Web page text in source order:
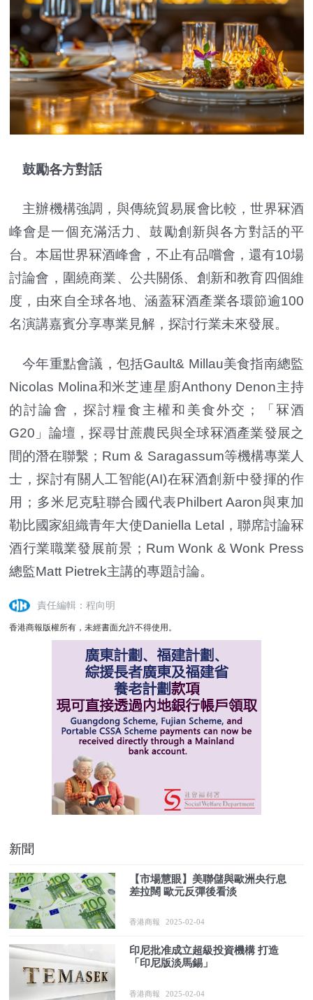
鼓勵各方對話
主辦機構強調，與傳統貿易展會比較，世界冧酒
峰會是一個充滿活力、鼓勵創新與各方對話的平
台。本屆世界冧酒峰會，不止有品嚐會，還有10場
討論會，圍繞商業、公共關係、創新和教育四個維
度，由來自全球各地、涵蓋冧酒產業各環節逾100
名演講嘉賓分享專業見解，探討行業未來發展。
今年重點會議，包括Gault& Millau美食指南總監
Nicolas Molina和米芝連星廚Anthony Denon主持
的討論會，探討糧食主權和美食外交；「冧酒
G20」論壇，探尋甘蔗農民與全球冧酒產業發展之
間的潛在聯繫；Rum & Saragassum等機構專業人
士，探討有關人工智能(AI)在冧酒創新中發揮的作
用；多米尼克駐聯合國代表Philbert Aaron與東加
勒比國家組織青年大使Daniella Letal，聯席討論冧
酒行業職業發展前景；Rum Wonk & Wonk Press
總監Matt Pietrek主講的專題討論。
責任編輯：程向明
香港商報版權所有，未經書面允許不得使用。
新聞
【市場慧眼】美聯儲與歐洲央行息
差拉闊 歐元反彈後看淡
香港商報 2025-02-04
印尼批准成立超級投資機構 打造
「印尼版淡馬錫」
香港商報 2025-02-04